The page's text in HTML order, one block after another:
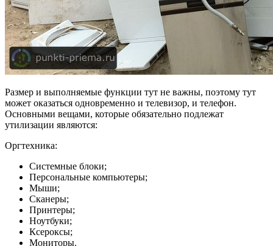
Размер и выполняемые функции тут не важны, поэтому тут
может оказаться одновременно и телевизор, и телефон.
Основными вещами, которые обязательно подлежат
утилизации являются:
Оргтехника:
Системные блоки;
Персональные компьютеры;
Мыши;
Сканеры;
Принтеры;
Ноутбуки;
Ксероксы;
Мониторы.